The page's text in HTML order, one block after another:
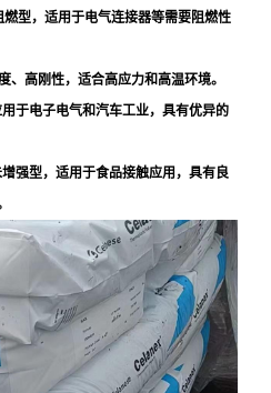
燃型，适用于电气连接器等需要阻燃性
、高刚性，适合高应力和高温环境。
用于电子电气和汽车工业，具有优异的
增强型，适用于食品接触应用，具有良